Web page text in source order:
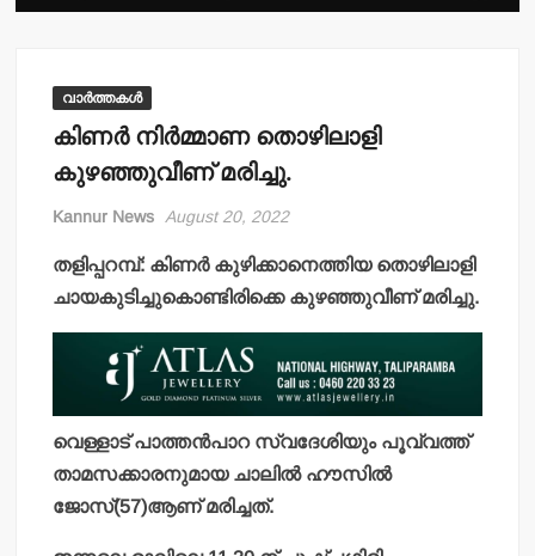
വാർത്തകൾ
കിണര്‍ നിര്‍മ്മാണ തൊഴിലാളി
കുഴഞ്ഞുവീണ് മരിച്ചു.
Kannur News August 20, 2022
തളിപ്പറമ്പ്: കിണര്‍ കുഴിക്കാനെത്തിയ തൊഴിലാളി
ചായകുടിച്ചുകൊണ്ടിരിക്കെ കുഴഞ്ഞുവീണ് മരിച്ചു.
വെള്ളാട് പാത്തന്‍പാറ സ്വദേശിയും പൂവ്വത്ത്
താമസക്കാരനുമായ ചാലില്‍ ഹൗസില്‍
ജോസ്(57)ആണ് മരിച്ചത്.